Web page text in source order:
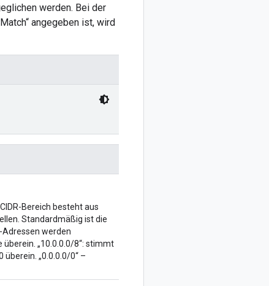
werden. Bei der
angegeben ist, wird
Bereich besteht aus
Standardmäßig ist die
Adressen werden
„10.0.0.0/8“: stimmt
„0.0.0.0/0“ –